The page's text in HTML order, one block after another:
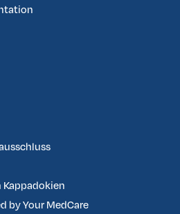
Kappadokien
by Your MedCare